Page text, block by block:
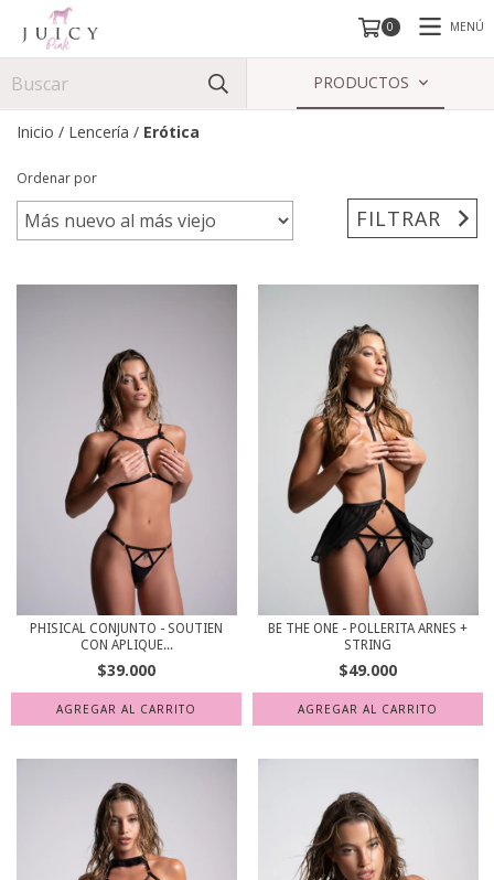
0 MENÚ
PRODUCTOS
Inicio / Lencería / Erótica
Ordenar por
FILTRAR
PHISICAL CONJUNTO - SOUTIEN
CON APLIQUE...
$39.000
BE THE ONE - POLLERITA ARNES +
STRING
$49.000
AGREGAR AL CARRITO